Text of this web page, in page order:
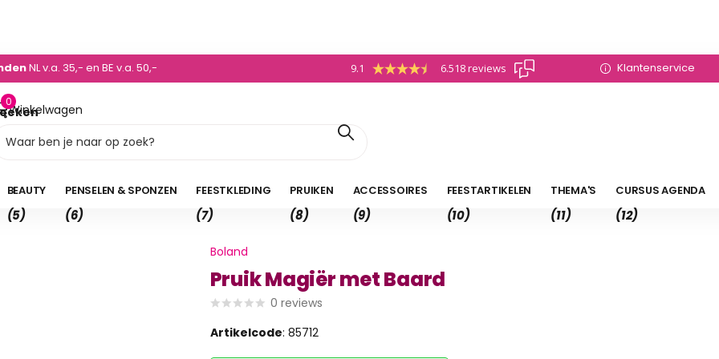
- 450 882
NL v.a. 35,- en BE v.a. 50,- 9.1 6.518 reviews Klantenservice
Winkelwagen
0
0,00
BEAUTY
(5)
PENSELEN & SPONZEN
(6)
FEESTKLEDING
(7)
PRUIKEN
(8)
ACCESSOIRES
(9)
FEESTARTIKELEN
(10)
THEMA'S
(11)
CURSUS AGENDA
(12)
Boland
Pruik Magiër met Baard
0 reviews
Artikelcode: 85712